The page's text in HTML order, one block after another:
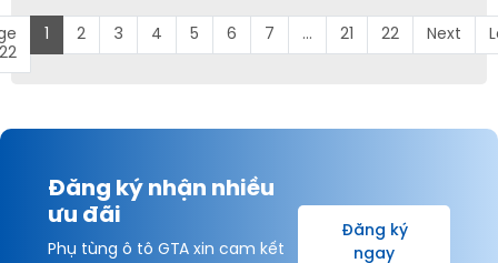
1 2 3 4 5 6 7 ... 21 22 Next
Đăng ký nhận nhiều
ưu đãi
Phụ tùng ô tô GTA xin cam kết
Đăng ký
ngay